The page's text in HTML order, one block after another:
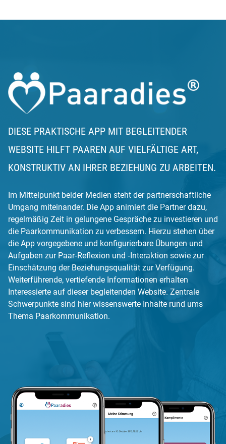
DIESE PRAKTISCHE APP MIT BEGLEITENDER
WEBSITE HILFT PAAREN AUF VIELFÄLTIGE ART,
KONSTRUKTIV AN IHRER BEZIEHUNG ZU ARBEITEN.
Im Mittelpunkt beider Medien steht der partnerschaftliche
Umgang miteinander. Die App animiert die Partner dazu,
regelmäßig Zeit in gelungene Gespräche zu investieren und
die Paarkommunikation zu verbessern. Hierzu stehen über
die App vorgegebene und konfigurierbare Übungen und
Aufgaben zur Paar‐Reflexion und ‐Interaktion sowie zur
Einschätzung der Beziehungsqualität zur Verfügung.
Weiterführende, vertiefende Informationen erhalten
Interessierte auf dieser begleitenden Website. Zentrale
Schwerpunkte sind hier wissenswerte Inhalte rund ums
Thema Paarkommunikation.